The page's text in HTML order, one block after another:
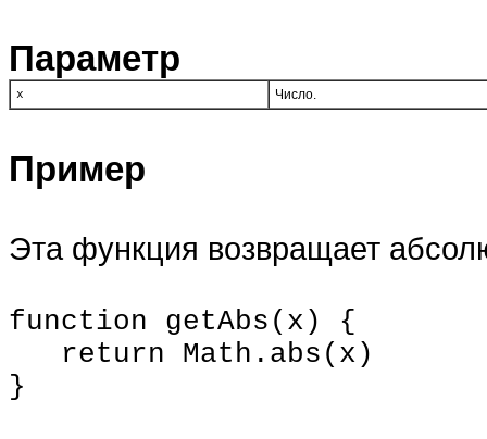
Параметр
x Число.
Пример
Эта функция возвращает
function getAbs(x) {
return Math.abs(x)
}